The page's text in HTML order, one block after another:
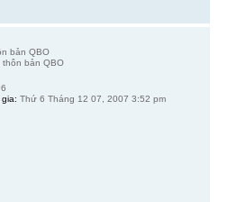
bản QBO
Thứ 6 Tháng 12 07, 2007 3:52 pm